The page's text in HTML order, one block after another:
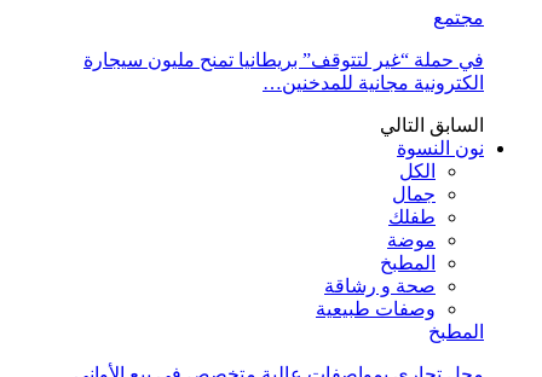
مجتمع
في حملة “غير لتتوقف” بريطانيا تمنح مليون سيجارة
الكترونية مجانية للمدخنين…
السابق التالي
نون النسوة
الكل
جمال
طفلك
موضة
المطبخ
صحة و رشاقة
وصفات طبيعية
المطبخ